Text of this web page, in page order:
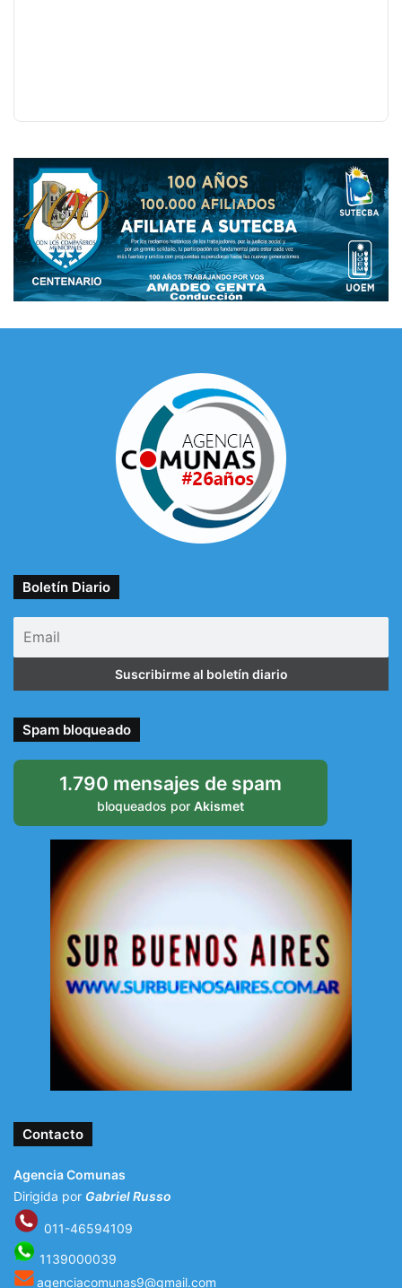
Boletín Diario
Spam bloqueado
1.790 mensajes de spam
bloqueados por Akismet
Contacto
Agencia Comunas
Dirigida por Gabriel Russo
011-46594109
1139000039
agenciacomunas9@gmail.com